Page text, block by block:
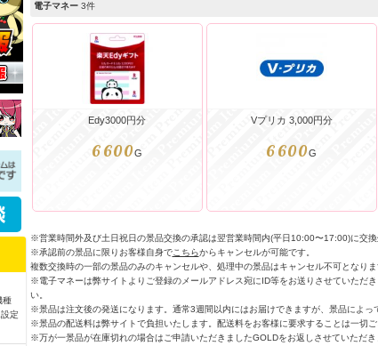
電子マネー3件
Edy3000円分
6600G
Vプリカ 3,000円分
6600G
※営業時間外及び土日祝日の景品交換の承認は翌営業時間内(平日10:00〜17:00)に交換
※承認前の景品に限りお客様自身でこちらからキャンセルが可能です。
複数交換時の一部の景品のみのキャンセルや、処理中の景品はキャンセル不可となりま
※電子マネーは弊サイトよりご登録のメールアドレス宛にID等をお送りさせていただ
い。
※景品は注文後の発送になります。通常3週間以内にはお届けできますが、景品によっ
※景品の配送料は弊サイトで負担いたします。配送料をお客様に要求することは一切ご
※万が一景品が在庫切れの場合はご申請いただきましたGOLDをお返しさせていただ
種
定